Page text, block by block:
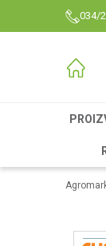
034/